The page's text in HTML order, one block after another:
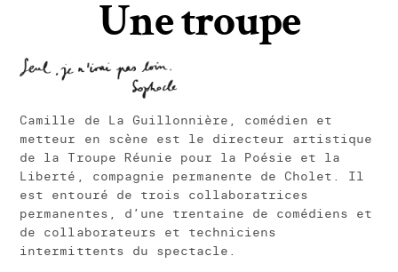
Une troupe
Camille de La Guillonnière, comédien et
metteur en scène est le directeur artistique
de la Troupe Réunie pour la Poésie et la
Liberté, compagnie permanente de Cholet. Il
est entouré de trois collaboratrices
permanentes, d’une trentaine de comédiens et
de collaborateurs et techniciens
intermittents du spectacle.